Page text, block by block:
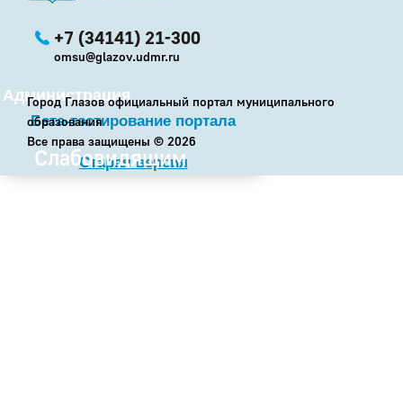
Администрация
Бета-тестирование портала
Старая версия
Слабовидящим
+7 (34141) 21-300
omsu@glazov.udmr.ru
Город Глазов официальный портал муниципального
образования
Все права защищены © 2026